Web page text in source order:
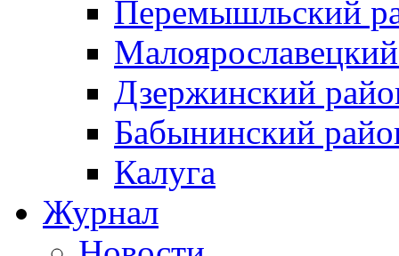
Перемышльский
Дзержинский
Бабынинский
Калуга
Журнал